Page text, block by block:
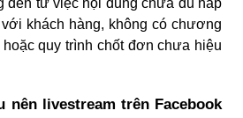
khách hàng, không có chương
quy trình chốt đơn chưa hiệu
nên livestream trên Facebook